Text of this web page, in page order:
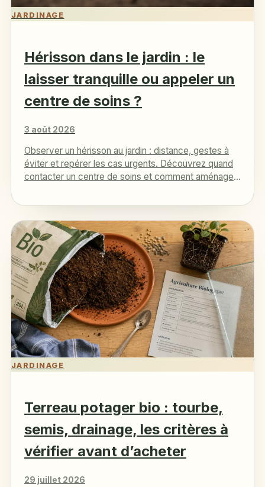
JARDINAGE
Hérisson dans le jardin : le
laisser tranquille ou appeler un
centre de soins ?
3 août 2026
Observer un hérisson au jardin : distance, gestes à
éviter et repérer les cas urgents. Découvrez quand
contacter un centre de soins et comment aménager
JARDINAGE
Terreau potager bio : tourbe,
semis, drainage, les critères à
vérifier avant d’acheter
29 juillet 2026